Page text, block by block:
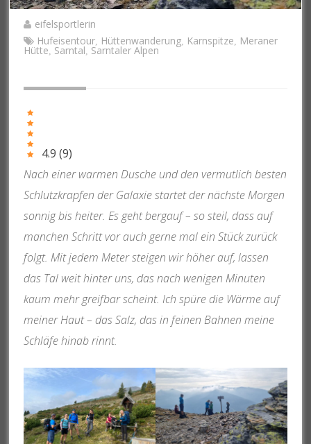
eifelsportlerin
Hufeisentour Hüttenwanderung Karnspitze Meraner
Hütte Sarntal Sarntaler Alpen
4.9 (9)
Nach einer warmen Dusche und den vermutlich besten
Schlutzkrapfen der Galaxie startet der nächste Morgen
sonnig bis heiter. Es geht bergauf – so steil, dass auf
manchen Schritt vor auch gerne mal ein Stück zurück
folgt. Mit jedem Meter steigen wir höher auf, lassen
das Tal weit hinter uns, das nach wenigen Minuten
kaum mehr greifbar scheint. Ich spüre die Wärme auf
meiner Haut – das Salz, das in feinen Bahnen meine
Schläfe hinab rinnt.